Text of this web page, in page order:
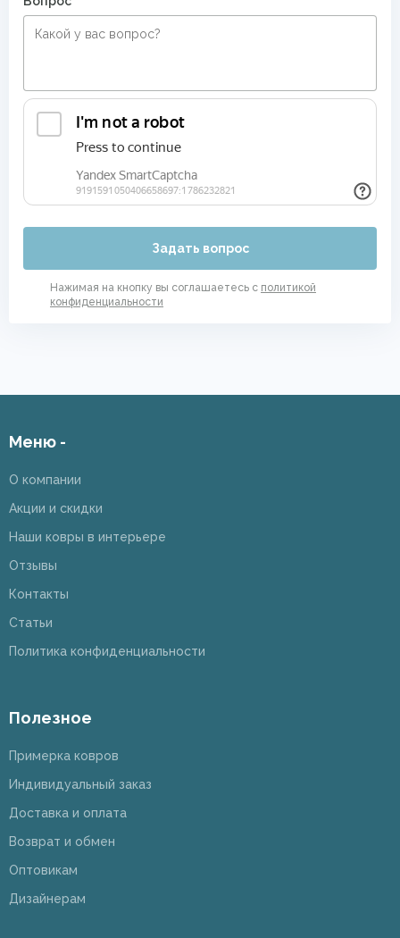
Задать вопрос
Нажимая на кнопку вы соглашаетесь с политикой
конфиденциальности
Меню -
О компании
Акции и скидки
Наши ковры в интерьере
Отзывы
Контакты
Статьи
Политика конфиденциальности
Полезное
Примерка ковров
Индивидуальный заказ
Доставка и оплата
Возврат и обмен
Оптовикам
Дизайнерам